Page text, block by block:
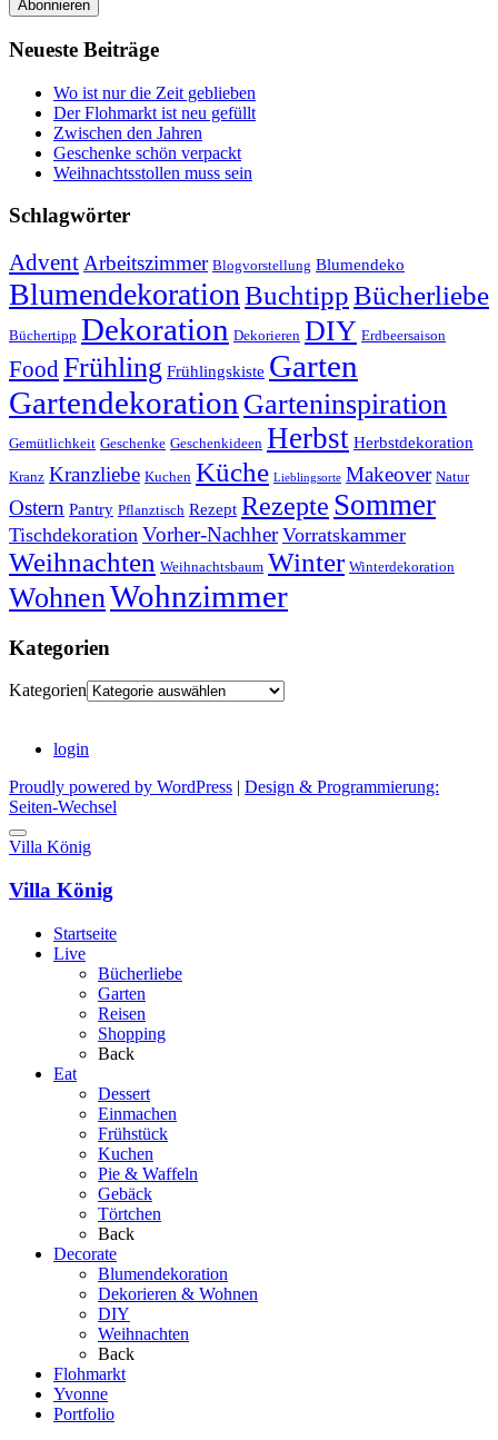
Abonnieren
Neueste Beiträge
Wo ist nur die Zeit geblieben
Der Flohmarkt ist neu gefüllt
Zwischen den Jahren
Geschenke schön verpackt
Weihnachtsstollen muss sein
Schlagwörter
Advent Arbeitszimmer Blogvorstellung Blumendeko
Blumendekoration BuchtippBücherliebe
Büchertipp Dekoration Dekorieren DIY Erdbeersaison
FoodFrühling Frühlingskiste Garten
Gartendekoration Garteninspiration
Gemütlichkeit Geschenke Geschenkideen Herbst Herbstdekoration
Kranz Kranzliebe Kuchen Küche Lieblingsorte Makeover Natur
Ostern Pantry Pflanztisch Rezept Rezepte Sommer
Tischdekoration Vorher-Nachher Vorratskammer
Weihnachten Weihnachtsbaum Winter Winterdekoration
WohnenWohnzimmer
Kategorien
Kategorien
login
Proudly powered by WordPress
Design & Programmierung:
Seiten-Wechsel
Villa König
Villa König
Startseite
Live
Bücherliebe
Garten
Reisen
Shopping
Back
Eat
Dessert
Einmachen
Frühstück
Kuchen
Pie & Waffeln
Gebäck
Törtchen
Back
Decorate
Blumendekoration
Dekorieren & Wohnen
DIY
Weihnachten
Back
Flohmarkt
Yvonne
Portfolio